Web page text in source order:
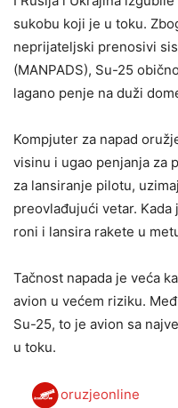
sukobu koji je u toku.
neprijateljski prenosivi
(MANPADS), Su-25
lagano penje na duži
Kompjuter za napad
visinu i ugao penjanja za
za lansiranje pilotu,
preovlađujući vetar.
roni i lansira rakete u
Tačnost napada je veća
avion u većem riziku.
Su-25, to je avion sa
u toku.
oruzjeonline